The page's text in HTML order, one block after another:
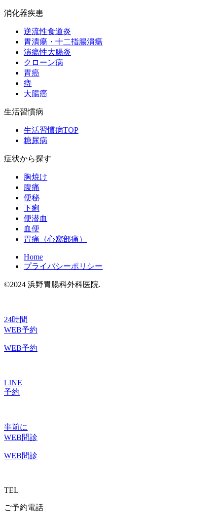
消化器疾患
逆流性食道炎
胃潰瘍・十二指腸潰瘍
潰瘍性大腸炎
クローン病
胃癌
痔
大腸癌
生活習慣病
生活習慣病TOP
糖尿病
症状から探す
胸焼け
腹痛
便秘
下痢
便潜血
血便
胃痛（心窩部痛）
Home
プライバシーポリシー
©2024 浜野胃腸科外科医院.
24時間
WEB予約
WEB予約
LINE
予約
事前に
WEB問診
WEB問診
TEL
ご予約電話